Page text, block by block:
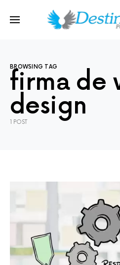
BROWSING TAG
firma de
design
1 POST